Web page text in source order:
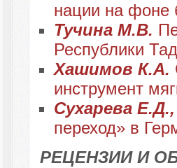
нации на фоне
Тучина М.В.
Республики
Хашимов К.А.
инструмент
Сухарева
переход» в
РЕЦЕНЗИИ И